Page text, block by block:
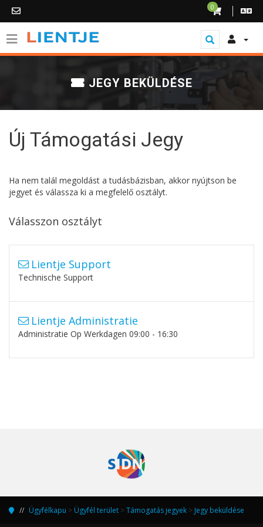
0
JEGY BEKÜLDÉSE
Új Támogatási Jegy
Ha nem talál megoldást a tudásbázisban, akkor nyújtson be
jegyet és válassza ki a megfelelő osztályt.
Válasszon osztályt
Lientje Support
Technische Support
Lientje Administratie
Administratie Op Werkdagen 09:00 - 16:30
Ügyfélkapu > Ügyfél terület > Támogatás jegyek > Jegy beküldése